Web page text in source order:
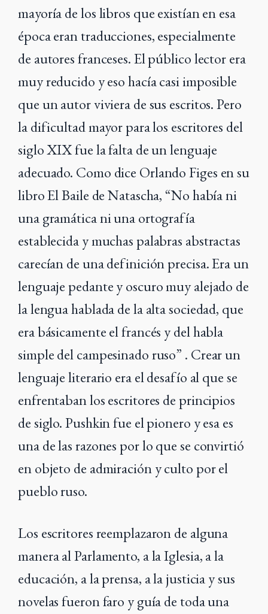
mayoría de los libros que existían en esa
época eran traducciones, especialmente
de autores franceses. El público lector era
muy reducido y eso hacía casi imposible
que un autor viviera de sus escritos. Pero
la dificultad mayor para los escritores del
siglo XIX fue la falta de un lenguaje
adecuado. Como dice Orlando Figes en su
libro El Baile de Natascha, “No había ni
una gramática ni una ortografía
establecida y muchas palabras abstractas
carecían de una definición precisa. Era un
lenguaje pedante y oscuro muy alejado de
la lengua hablada de la alta sociedad, que
era básicamente el francés y del habla
simple del campesinado ruso” . Crear un
lenguaje literario era el desafío al que se
enfrentaban los escritores de principios
de siglo. Pushkin fue el pionero y esa es
una de las razones por lo que se convirtió
en objeto de admiración y culto por el
pueblo ruso.
Los escritores reemplazaron de alguna
manera al Parlamento, a la Iglesia, a la
educación, a la prensa, a la justicia y sus
novelas fueron faro y guía de toda una